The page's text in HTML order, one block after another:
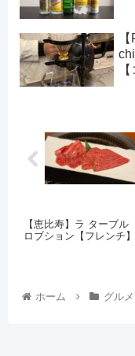
【恵比寿】ラ ターブル
ロブション【フレンチ】
ホーム グルメ